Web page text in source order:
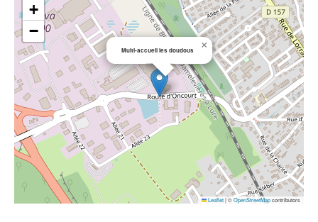
Multi-accueil les doudous ×
+
−
Leaflet|©OpenStreetMapcontributors